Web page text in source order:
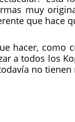
muy
que hace
hacer, como
a todos los
no